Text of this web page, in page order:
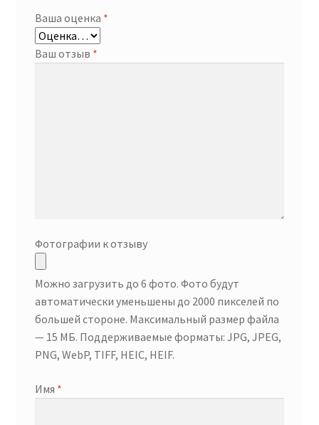
Ваша оценка *
Ваш отзыв *
Фотографии к отзыву
Можно загрузить до 6 фото. Фото будут
автоматически уменьшены до 2000 пикселей по
большей стороне. Максимальный размер файла
— 15 МБ. Поддерживаемые форматы: JPG, JPEG,
PNG, WebP, TIFF, HEIC, HEIF.
Имя *